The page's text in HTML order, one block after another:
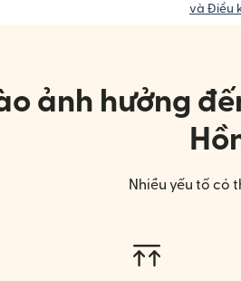
và Điều
ảnh hưởng
Nhiều yếu tố có